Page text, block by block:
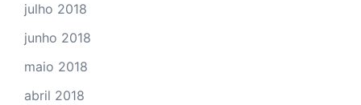
julho 2018
junho 2018
maio 2018
abril 2018